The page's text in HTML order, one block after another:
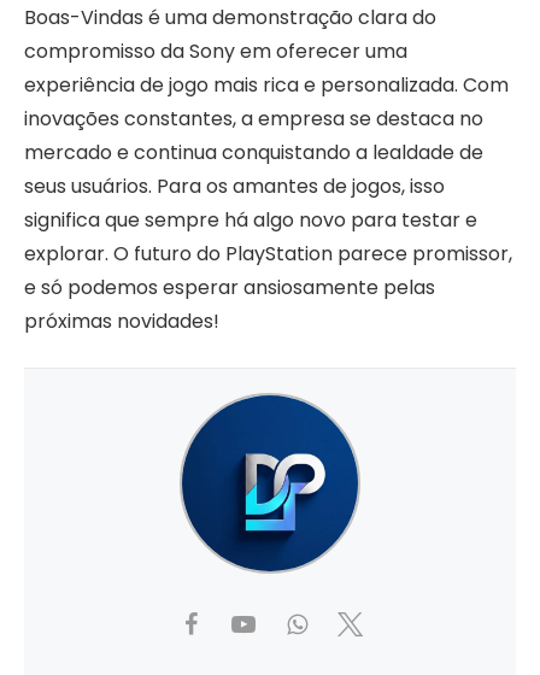
Boas-Vindas é uma demonstração clara do
compromisso da Sony em oferecer uma
experiência de jogo mais rica e personalizada. Com
inovações constantes, a empresa se destaca no
mercado e continua conquistando a lealdade de
seus usuários. Para os amantes de jogos, isso
significa que sempre há algo novo para testar e
explorar. O futuro do PlayStation parece promissor,
e só podemos esperar ansiosamente pelas
próximas novidades!